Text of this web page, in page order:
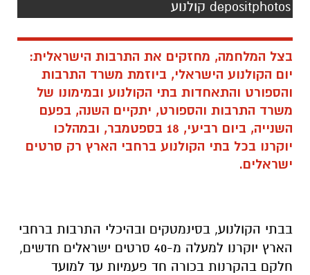
depositphotos קולנוע
בצל המלחמה, מחזקים את התרבות הישראלית:
יום הקולנוע הישראלי, ביוזמת משרד התרבות
והספורט והתאחדות בתי הקולנוע ובמימונו של
משרד התרבות והספורט, יתקיים השנה, בפעם
השנייה, ביום רביעי, 18 בספטמבר, ובמהלכו
יוקרנו בכל בתי הקולנוע ברחבי הארץ רק סרטים
ישראלים.
בבתי הקולנוע, בסינמטקים ובהיכלי התרבות ברחבי
הארץ יוקרנו למעלה מ-40 סרטים ישראלים חדשים,
חלקם בהקרנות בכורה חד פעמיות עד למועד